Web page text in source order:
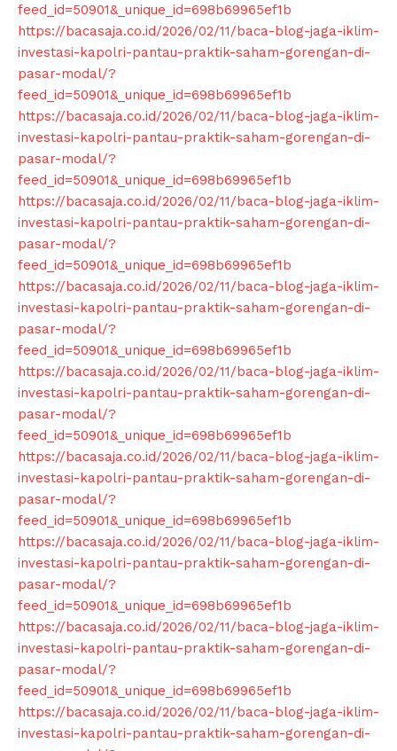
feed_id=50901&_unique_id=698b69965ef1b
https://bacasaja.co.id/2026/02/11/baca-blog-jaga-iklim-
investasi-kapolri-pantau-praktik-saham-gorengan-di-
pasar-modal/?
feed_id=50901&_unique_id=698b69965ef1b
https://bacasaja.co.id/2026/02/11/baca-blog-jaga-iklim-
investasi-kapolri-pantau-praktik-saham-gorengan-di-
pasar-modal/?
feed_id=50901&_unique_id=698b69965ef1b
https://bacasaja.co.id/2026/02/11/baca-blog-jaga-iklim-
investasi-kapolri-pantau-praktik-saham-gorengan-di-
pasar-modal/?
feed_id=50901&_unique_id=698b69965ef1b
https://bacasaja.co.id/2026/02/11/baca-blog-jaga-iklim-
investasi-kapolri-pantau-praktik-saham-gorengan-di-
pasar-modal/?
feed_id=50901&_unique_id=698b69965ef1b
https://bacasaja.co.id/2026/02/11/baca-blog-jaga-iklim-
investasi-kapolri-pantau-praktik-saham-gorengan-di-
pasar-modal/?
feed_id=50901&_unique_id=698b69965ef1b
https://bacasaja.co.id/2026/02/11/baca-blog-jaga-iklim-
investasi-kapolri-pantau-praktik-saham-gorengan-di-
pasar-modal/?
feed_id=50901&_unique_id=698b69965ef1b
https://bacasaja.co.id/2026/02/11/baca-blog-jaga-iklim-
investasi-kapolri-pantau-praktik-saham-gorengan-di-
pasar-modal/?
feed_id=50901&_unique_id=698b69965ef1b
https://bacasaja.co.id/2026/02/11/baca-blog-jaga-iklim-
investasi-kapolri-pantau-praktik-saham-gorengan-di-
pasar-modal/?
feed_id=50901&_unique_id=698b69965ef1b
https://bacasaja.co.id/2026/02/11/baca-blog-jaga-iklim-
investasi-kapolri-pantau-praktik-saham-gorengan-di-